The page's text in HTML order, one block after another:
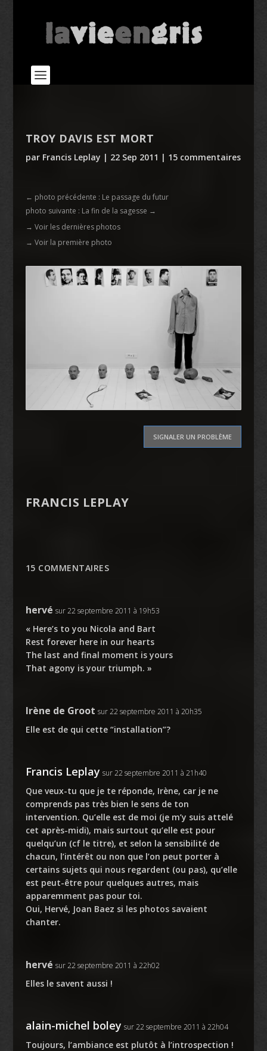
TROY DAVIS EST MORT
par Francis Leplay | 22 Sep 2011 | 15 commentaires
← photo précédente : Le passage du futur
photo suivante : La fin de la sagesse →
→ Voir les dernières photos
→ Voir la première photo
SIGNALER UN PROBLÈME
FRANCIS LEPLAY
15 COMMENTAIRES
hervé sur 22 septembre 2011 à 19h53
« Here’s to you Nicola and Bart
Rest forever here in our hearts
The last and final moment is yours
That agony is your triumph. »
Irène de Groot sur 22 septembre 2011 à 20h35
Elle est de qui cette “installation”?
Francis Leplay sur 22 septembre 2011 à 21h40
Que veux-tu que je te réponde, Irène, car je ne
comprends pas très bien le sens de ton
intervention. Qu’elle est de moi (je m’y suis attelé
cet après-midi), mais surtout qu’elle est pour
quelqu’un (cf le titre), et selon la sensibilité de
chacun, l’intérêt ou non que l’on peut porter à
certains sujets qui nous regardent (ou pas), qu’elle
est peut-être pour quelques autres, mais
apparemment pas pour toi.
Oui, Hervé, Joan Baez si les photos savaient
chanter.
hervé sur 22 septembre 2011 à 22h02
Elles le savent aussi !
alain-michel boley sur 22 septembre 2011 à 22h04
Toujours, l’ambiance est plutôt à l’introspection !